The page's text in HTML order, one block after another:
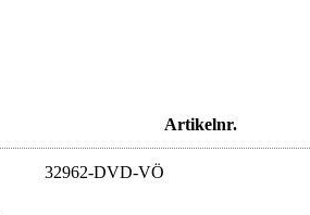
Artikelnr.
32962-DVD-VÖ